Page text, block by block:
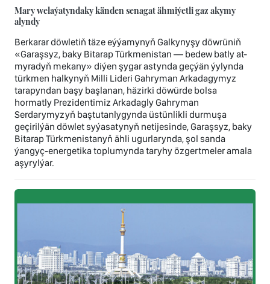
Mary welaýatyndaky känden senagat ähmiýetli gaz akymy
alyndy
Berkarar döwletiň täze eýýamynyň Galkynyşy döwrüniň
«Garaşsyz, baky Bitarap Türkmenistan — bedew batly at-
myradyň mekany» diýen şygar astynda geçýän ýylynda
türkmen halkynyň Milli Lideri Gahryman Arkadagymyz
tarapyndan başy başlanan, häzirki döwürde bolsa
hormatly Prezidentimiz Arkadagly Gahryman
Serdarymyzyň baştutanlygynda üstünlikli durmuşa
geçirilýän döwlet syýasatynyň netijesinde, Garaşsyz, baky
Bitarap Türkmenistanyň ähli ugurlarynda, şol sanda
ýangyç-energetika toplumynda taryhy özgertmeler amala
aşyrylýar.